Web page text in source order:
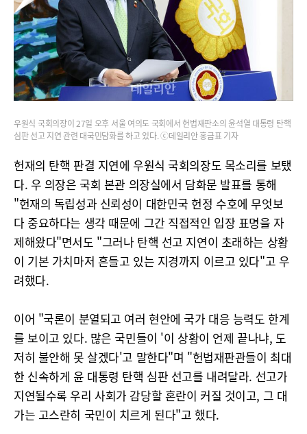
우원식 국회의장이 27일 오후 서울 여의도 국회에서 헌법재판소의 윤석열 대통령 탄핵
심판 선고 지연 관련 대국민담화를 하고 있다. ⓒ데일리안 홍금표 기자
헌재의 탄핵 판결 지연에 우원식 국회의장도 목소리를 보탰
다. 우 의장은 국회 본관 의장실에서 담화문 발표를 통해
"헌재의 독립성과 신뢰성이 대한민국 헌정 수호에 무엇보
다 중요하다는 생각 때문에 그간 직접적인 입장 표명을 자
제해왔다"면서도 "그러나 탄핵 선고 지연이 초래하는 상황
이 기본 가치마저 흔들고 있는 지경까지 이르고 있다"고 우
려했다.
이어 "국론이 분열되고 여러 현안에 국가 대응 능력도 한계
를 보이고 있다. 많은 국민들이 '이 상황이 언제 끝나냐, 도
저히 불안해 못 살겠다'고 말한다"며 "헌법재판관들이 최대
한 신속하게 윤 대통령 탄핵 심판 선고를 내려달라. 선고가
지연될수록 우리 사회가 감당할 혼란이 커질 것이고, 그 대
가는 고스란히 국민이 치르게 된다"고 했다.